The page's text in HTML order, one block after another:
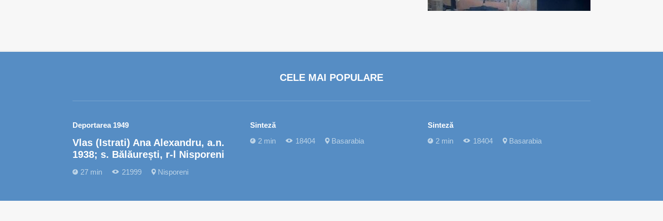
CELE MAI POPULARE
Deportarea 1949
Vlas (Istrati) Ana Alexandru, a.n.
1938; s. Bălăurești, r-l Nisporeni
27 min 21999 Nisporeni
Sinteză
2 min
18404 Basarabia
Sinteză
2 min
18404 Basarabia